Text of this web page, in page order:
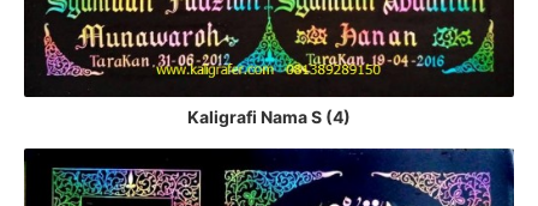
Kaligrafi Nama S (4)